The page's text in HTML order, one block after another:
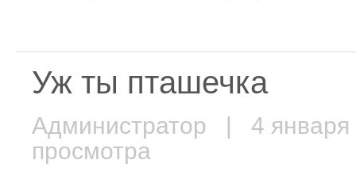
Уж ты пташечка
Администратор | 4
просмотра